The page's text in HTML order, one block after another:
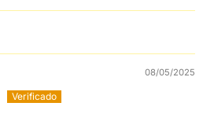
08/05/2025